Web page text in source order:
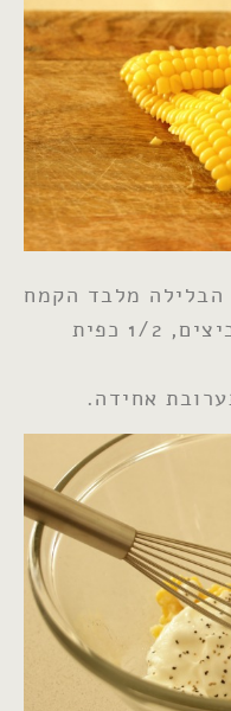
מלבד הקמח
(תירס, יוגורט 200 מ״ל, 2 ביצים, 1/2 כפית
אחידה.